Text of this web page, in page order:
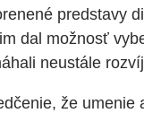
predstavy
dal možnosť
neustále
že umenie